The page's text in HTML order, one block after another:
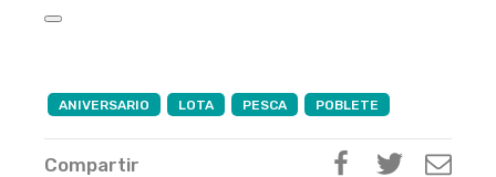
ANIVERSARIO LOTA PESCA POBLETE
Compartir